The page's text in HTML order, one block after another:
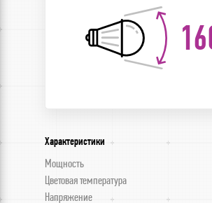
Характеристики
Мощность
Цветовая температура
Напряжение